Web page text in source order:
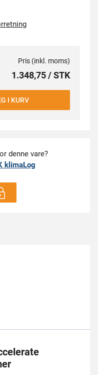
Pris (inkl. moms)
1.348,75 / STK
I KURV
denne vare?
klimaLog